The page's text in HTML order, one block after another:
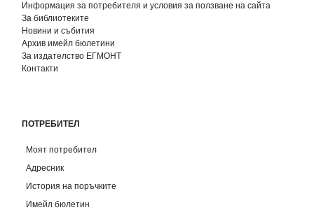
Информация за потребителя и условия за ползване на сайта
За библиотеките
Новини и събития
Архив имейл бюлетини
За издателство ЕГМОНТ
Контакти
ПОТРЕБИТЕЛ
Моят потребител
Адресник
История на поръчките
Имейл бюлетин